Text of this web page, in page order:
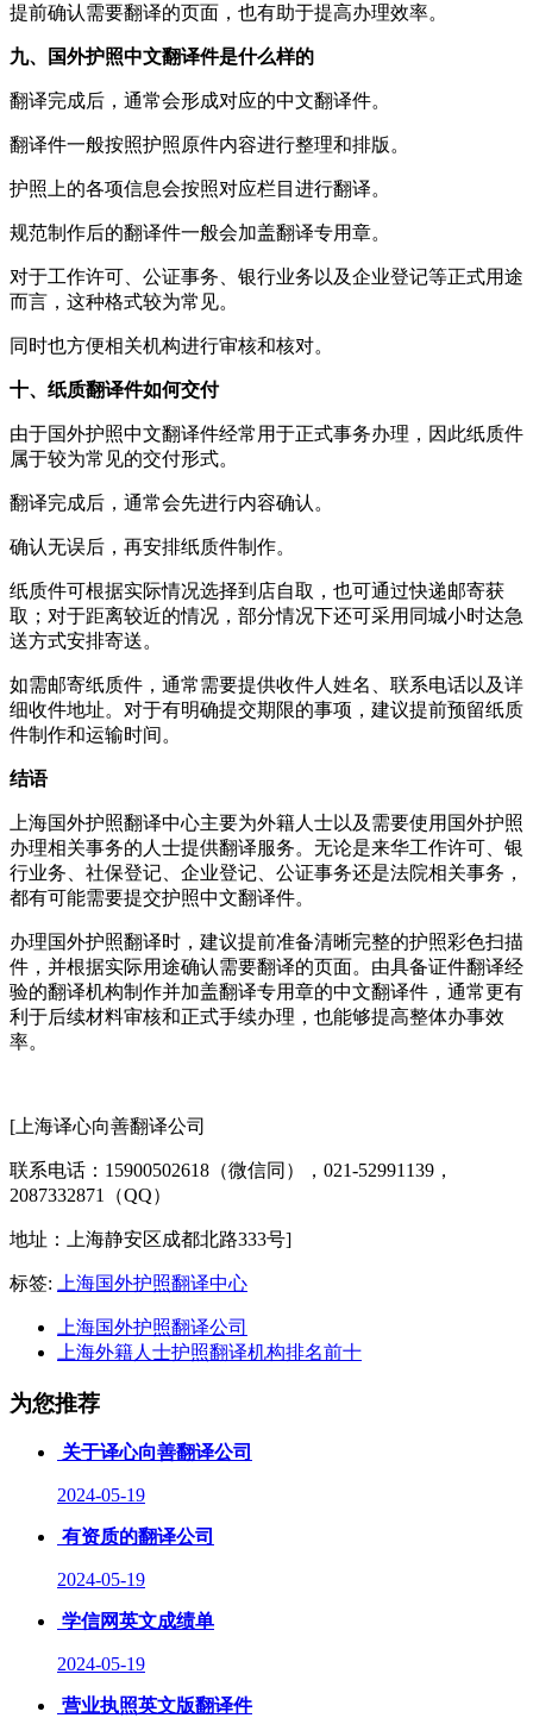
提前确认需要翻译的页面，也有助于提高办理效率。
九、国外护照中文翻译件是什么样的
翻译完成后，通常会形成对应的中文翻译件。
翻译件一般按照护照原件内容进行整理和排版。
护照上的各项信息会按照对应栏目进行翻译。
规范制作后的翻译件一般会加盖翻译专用章。
对于工作许可、公证事务、银行业务以及企业登记等正式用途
而言，这种格式较为常见。
同时也方便相关机构进行审核和核对。
十、纸质翻译件如何交付
由于国外护照中文翻译件经常用于正式事务办理，因此纸质件
属于较为常见的交付形式。
翻译完成后，通常会先进行内容确认。
确认无误后，再安排纸质件制作。
纸质件可根据实际情况选择到店自取，也可通过快递邮寄获
取；对于距离较近的情况，部分情况下还可采用同城小时达急
送方式安排寄送。
如需邮寄纸质件，通常需要提供收件人姓名、联系电话以及详
细收件地址。对于有明确提交期限的事项，建议提前预留纸质
件制作和运输时间。
结语
上海国外护照翻译中心主要为外籍人士以及需要使用国外护照
办理相关事务的人士提供翻译服务。无论是来华工作许可、银
行业务、社保登记、企业登记、公证事务还是法院相关事务，
都有可能需要提交护照中文翻译件。
办理国外护照翻译时，建议提前准备清晰完整的护照彩色扫描
件，并根据实际用途确认需要翻译的页面。由具备证件翻译经
验的翻译机构制作并加盖翻译专用章的中文翻译件，通常更有
利于后续材料审核和正式手续办理，也能够提高整体办事效
率。
[上海译心向善翻译公司
联系电话：15900502618（微信同），021-52991139，
2087332871（QQ）
地址：上海静安区成都北路333号]
标签: 上海国外护照翻译中心
上海国外护照翻译公司
上海外籍人士护照翻译机构排名前十
为您推荐
关于译心向善翻译公司
2024-05-19
有资质的翻译公司
2024-05-19
学信网英文成绩单
2024-05-19
营业执照英文版翻译件